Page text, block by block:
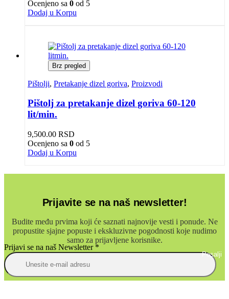
Ocenjeno sa 0 od 5
Dodaj u Korpu
Brz pregled
Pištolji, Pretakanje dizel goriva, Proizvodi
Pištolj za pretakanje dizel goriva 60-120
lit/min.
9,500.00 RSD
Ocenjeno sa 0 od 5
Dodaj u Korpu
Prijavite se na naš newsletter!
Budite među prvima koji će saznati najnovije vesti i ponude. Ne
propustite sjajne popuste i ekskluzivne pogodnosti koje nudimo
samo za prijavljene korisnike.
Prijavi se na naš Newsletter*
Posalji